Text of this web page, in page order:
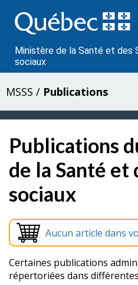
au
contenu
Ministère de la Santé et des
sociaux
MSSS / Publications
Publications
de la Santé et
sociaux
Aucun article dans
Certaines publications
répertoriées dans